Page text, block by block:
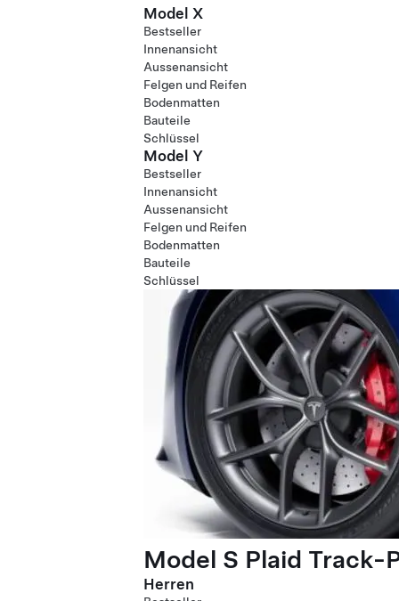
Model X
Bestseller
Innenansicht
Aussenansicht
Felgen und Reifen
Bodenmatten
Bauteile
Schlüssel
Model Y
Bestseller
Innenansicht
Aussenansicht
Felgen und Reifen
Bodenmatten
Bauteile
Schlüssel
Model S Plaid Track-
Herren